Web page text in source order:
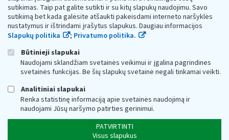
sutikimas. Taip pat galite sutikti ir su kitų slapukų naudojimu. Savo
sutikimą bet kada galėsite atšaukti pakeisdami interneto naršyklės
nustatymus ir ištrindami įrašytus slapukus. Daugiau informacijos
Slapukų politika
; Privatumo politika.
Būtinieji slapukai
Naudojami sklandžiam svetainės veikimui ir įgalina pagrindines
svetainės funkcijas. Be šių slapukų svetainė negali tinkamai veikti.
Analitiniai slapukai
Renka statistinę informaciją apie svetainės naudojimą ir
naudojami Jūsų naršymo patirties gerinimui.
PATVIRTINTI
Visus slapukus
Biudžetinė įstaiga. Juridinio asmens kodas — 188659752,
adresas: Vasario 16-osios g. 14, 01107 Vilnius, Lietuva, el.paštas:
vmi@vmi.lt, E. pristatymo dėžutės adresas 188659752
Duomenys apie Valstybinę mokesčių inspekciją prie Lietuvos
Respublikos finansų ministerijos kaupiami ir saugomi Juridinių